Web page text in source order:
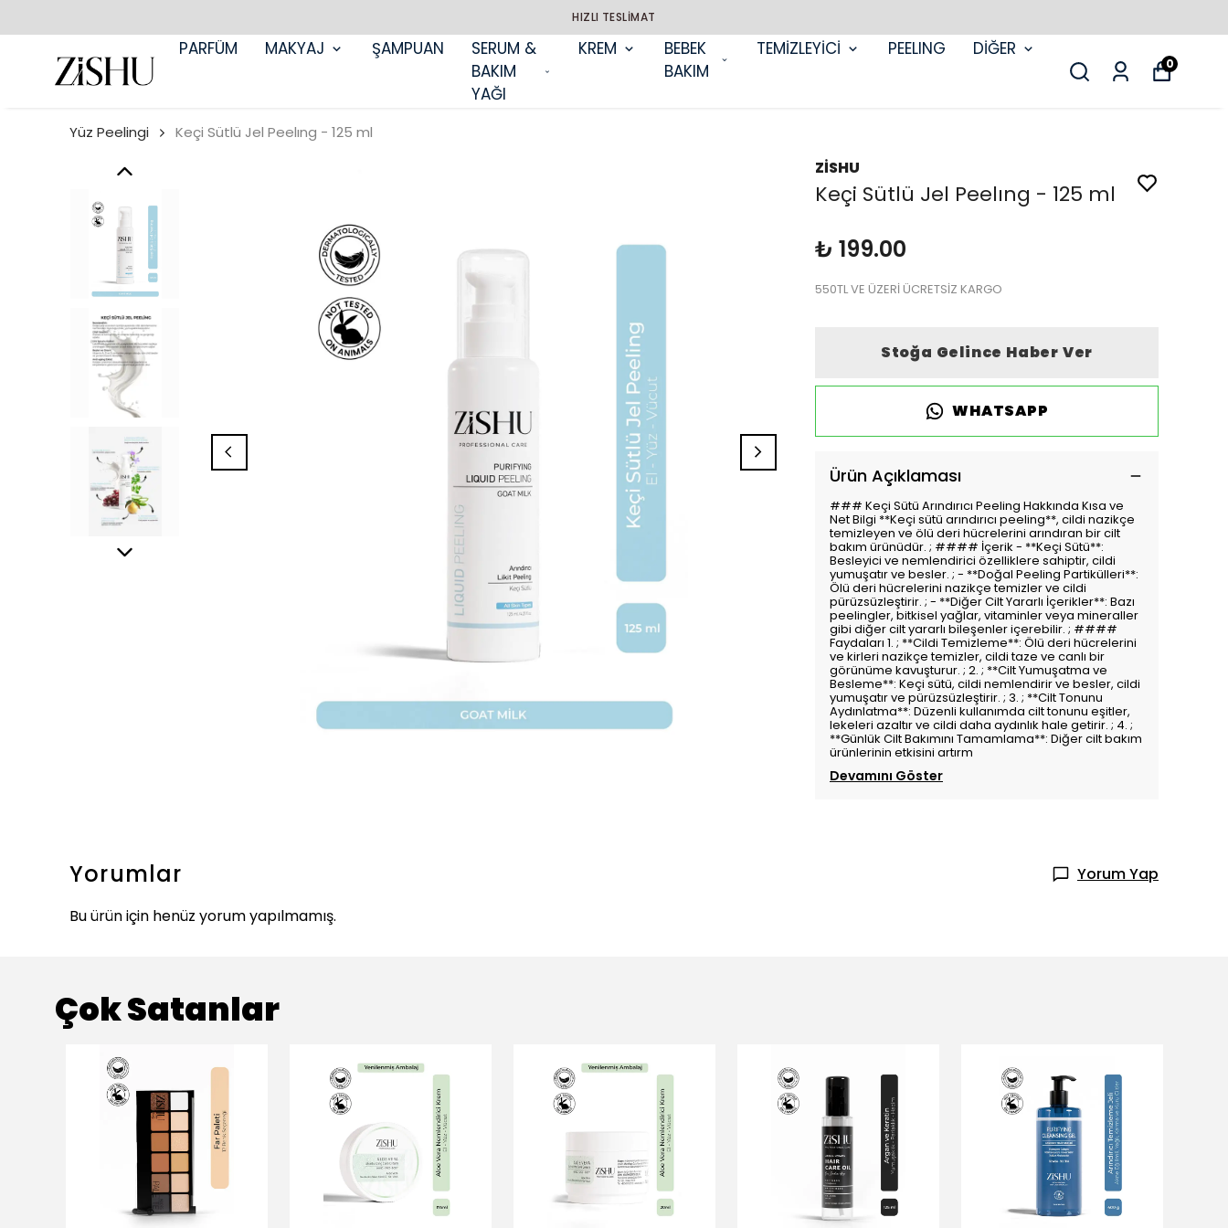
HIZLI TESLİMAT
PARFÜM MAKYAJ ŞAMPUAN
SERUM &
BAKIM
YAĞI
KREM
BEBEK
BAKIM
TEMİZLEYİCİ PEELING DİĞER
0
Yüz Peelingi Keçi Sütlü Jel Peelıng - 125 ml
ZİSHU
Keçi Sütlü Jel Peelıng - 125 ml
₺ 199.00
550TL VE ÜZERİ ÜCRETSİZ KARGO
Stoğa Gelince Haber Ver
WHATSAPP
Ürün Açıklaması
### Keçi Sütü Arındırıcı Peeling Hakkında Kısa ve
Net Bilgi **Keçi sütü arındırıcı peeling**, cildi nazikçe
temizleyen ve ölü deri hücrelerini arındıran bir cilt
bakım ürünüdür. ; #### İçerik - **Keçi Sütü**:
Besleyici ve nemlendirici özelliklere sahiptir, cildi
yumuşatır ve besler. ; - **Doğal Peeling Partikülleri**:
Ölü deri hücrelerini nazikçe temizler ve cildi
pürüzsüzleştirir. ; - **Diğer Cilt Yararlı İçerikler**: Bazı
peelingler, bitkisel yağlar, vitaminler veya mineraller
gibi diğer cilt yararlı bileşenler içerebilir. ; ####
Faydaları 1. ; **Cildi Temizleme**: Ölü deri hücrelerini
ve kirleri nazikçe temizler, cildi taze ve canlı bir
görünüme kavuşturur. ; 2. ; **Cilt Yumuşatma ve
Besleme**: Keçi sütü, cildi nemlendirir ve besler, cildi
yumuşatır ve pürüzsüzleştirir. ; 3. ; **Cilt Tonunu
Aydınlatma**: Düzenli kullanımda cilt tonunu eşitler,
lekeleri azaltır ve cildi daha aydınlık hale getirir. ; 4. ;
**Günlük Cilt Bakımını Tamamlama**: Diğer cilt bakım
ürünlerinin etkisini artırm
Devamını Göster
Yorumlar
Yorum Yap
Bu ürün için henüz yorum yapılmamış.
Çok Satanlar